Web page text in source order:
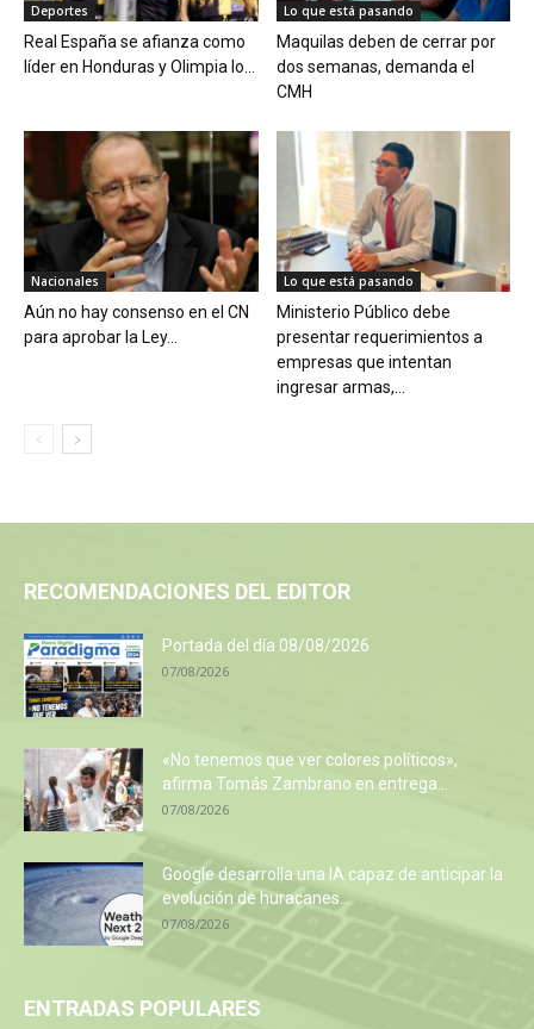
Deportes
Real España se afianza como
líder en Honduras y Olimpia lo...
Lo que está pasando
Maquilas deben de cerrar por
dos semanas, demanda el
CMH
Nacionales
Aún no hay consenso en el CN
para aprobar la Ley...
Lo que está pasando
Ministerio Público debe
presentar requerimientos a
empresas que intentan
ingresar armas,...
RECOMENDACIONES DEL EDITOR
Portada del día 08/08/2026
07/08/2026
«No tenemos que ver colores políticos»,
afirma Tomás Zambrano en entrega...
07/08/2026
Google desarrolla una IA capaz de anticipar la
evolución de huracanes...
07/08/2026
ENTRADAS POPULARES